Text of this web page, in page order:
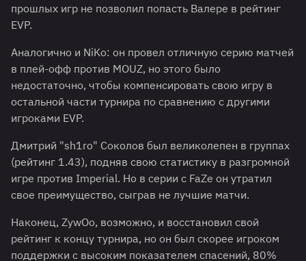
прошлых игр не позволил попасть Валере в рейтинг
EVP.
Аналогично и NiKo: он провел отличную серию матчей
в плей-офф против MOUZ, но этого было
недостаточно, чтобы компенсировать свою игру в
остальной части турнира по сравнению с другими
игроками EVP.
Дмитрий "⁠sh1ro⁠" Соколов был великолепен в группах
(рейтинг 1.43), подняв свою статистику в разгромной
игре против Imperial. Но в серии с FaZe он утратил
свое преимущество, сыграв не лучшие матчи.
Наконец, ZywOo, возможно, и восстановил свой
рейтинг к концу турнира, но он был скорее игроком
поддержки с высоким показателем спасений, 80%